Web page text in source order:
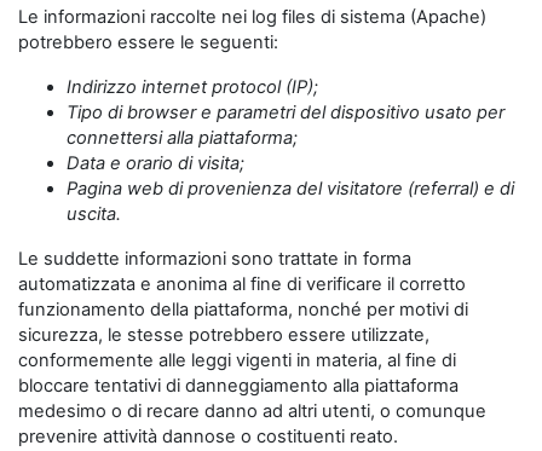
Le informazioni raccolte nei log files di sistema (Apache)
potrebbero essere le seguenti:
Indirizzo internet protocol (IP);
Tipo di browser e parametri del dispositivo usato per
connettersi alla piattaforma;
Data e orario di visita;
Pagina web di provenienza del visitatore (referral) e di
uscita.
Le suddette informazioni sono trattate in forma
automatizzata e anonima al fine di verificare il corretto
funzionamento della piattaforma, nonché per motivi di
sicurezza, le stesse potrebbero essere utilizzate,
conformemente alle leggi vigenti in materia, al fine di
bloccare tentativi di danneggiamento alla piattaforma
medesimo o di recare danno ad altri utenti, o comunque
prevenire attività dannose o costituenti reato.